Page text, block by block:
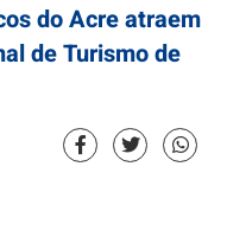
do Acre atraem
de Turismo de